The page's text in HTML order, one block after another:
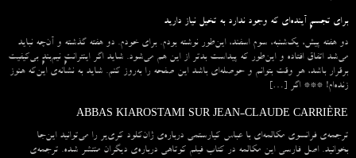
برای تجسمِ آینده‌ای که وجود ندارد به تخیل نیاز دارید
دو هفته پیش، یک‌شنبه، سوم اسفند، این‌طور نوشته بودم. برای خودم. دو هفته گذشته و آن‌چه نباید
می‌شد اتفاق افتاده و این‌طور که پیداست بدتر از این هم می‌شود. شاید اگر اینترانتِ نیم‌بندِ بی‌کیفیت
برقرار باشد، هر وقت بتوانم و حوصله‌ای باشد این صفحه را به‌روز کنم. شاید به نشانه‌ی این‌که هنوز
زنده‌ام! *** اگر […]
ABBAS KIAROSTAMI SUR JEAN-CLAUDE CARRIÈRE
ترجمه‌ی فرانسوی مکالمه‌ای با عباس کیارستمی درباره‌ی ژان‌کلود کری‌یر را می‌توانید این‌جا
بخوانید. اصل فارسی این مکالمه در کتاب فیلم کوتاهی درباره‌ی دیگران منتشر شده. ترجمه‌ی